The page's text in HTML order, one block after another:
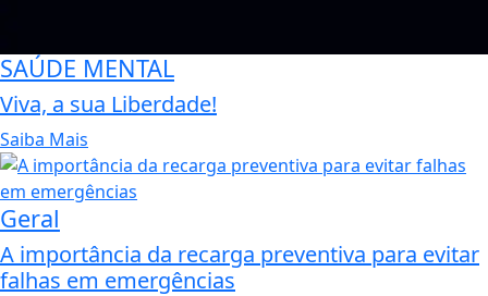
SAÚDE MENTAL
Viva, a sua Liberdade!
Saiba Mais
Geral
A importância da recarga preventiva para evitar
falhas em emergências